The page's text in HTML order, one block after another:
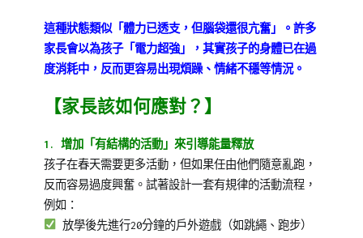
這種狀態類似「體力已透支，但腦袋還很亢奮」。許多
家長會以為孩子「電力超強」，其實孩子的身體已在過
度消耗中，反而更容易出現煩躁、情緒不穩等情況。
【家長該如何應對？】
1. 增加「有結構的活動」來引導能量釋放
孩子在春天需要更多活動，但如果任由他們隨意亂跑，
反而容易過度興奮。試著設計一套有規律的活動流程，
例如：
放學後先進行20分鐘的戶外遊戲（如跳繩、跑步）